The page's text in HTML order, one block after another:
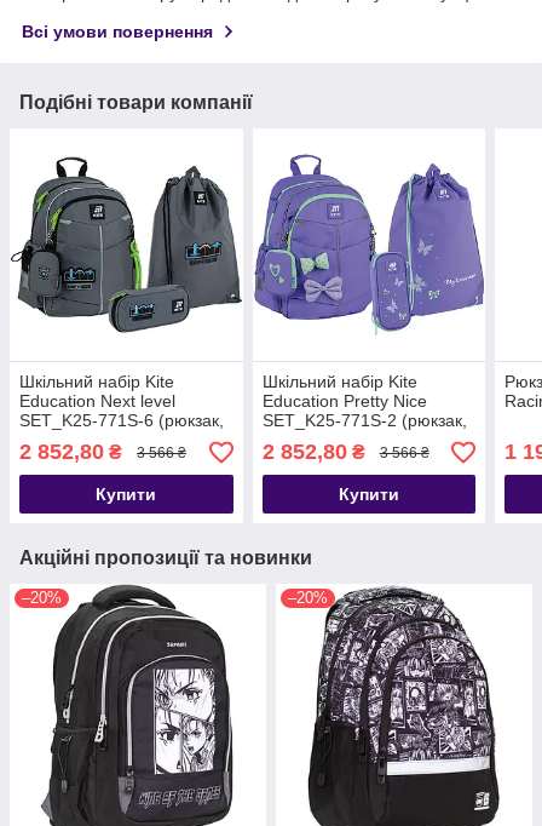
Всі умови повернення
Подібні товари компанії
Шкільний набір Kite
Education Next level
SET_K25-771S-6 (рюкзак,
пенал, сумка)
2 852,80 ₴ 3 566 ₴
Купити
Шкільний набір Kite
Education Pretty Nice
SET_K25-771S-2 (рюкзак,
пенал, сумка)
2 852,80₴ 3 566 ₴
Купити
1
Акційні пропозиції та новинки
–20% –20%